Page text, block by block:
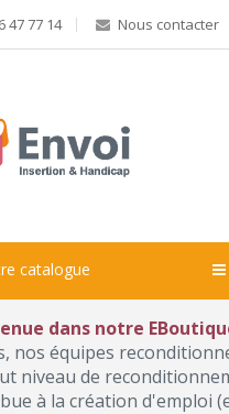
47 77 14 Nous contacter
catalogue
dans notre
nos équipes
niveau de
à la création d'emploi